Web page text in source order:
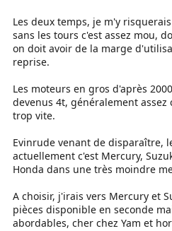
Les deux temps, je m'y
sans les tours c'est assez mou,
on doit avoir de la marge
reprise.
Les moteurs en gros d'après
devenus 4t, généralement
trop vite.
Evinrude venant de disparaître,
actuellement c'est Mercury,
Honda dans une très moindre
A choisir, j'irais vers Mercury et
pièces disponible en seconde
abordables, cher chez Yam et